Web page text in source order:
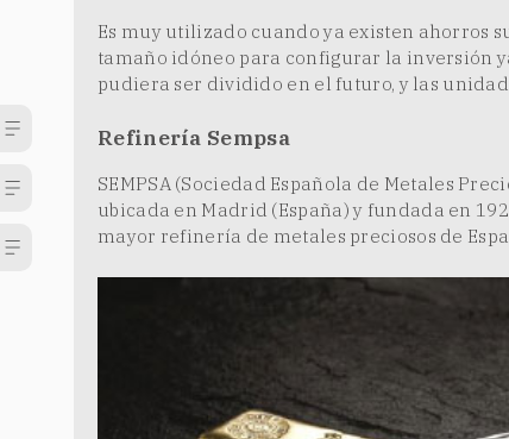
Es muy utilizado cuando ya existen ahorros
tamaño idóneo para configurar la inversión
pudiera ser dividido en el futuro, y las
Refinería Sempsa
SEMPSA (Sociedad Española de Metales
ubicada en Madrid (España) y fundada en
mayor refinería de metales preciosos de